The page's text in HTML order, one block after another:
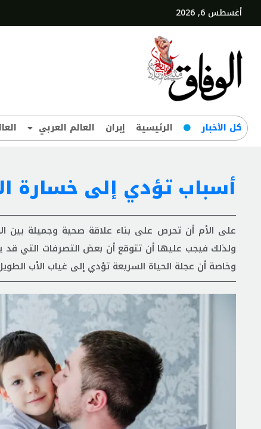
أغسطس 6, 2026
کل‌ الأخبار الرئيسية إيران العالم العربي
أسباب تؤدي إلى خسارة
على الأم أن تحرص على بناء علاقة صحية وجميلة بين
ولذلك فيجب عليها أن تتوقع أن بعض التصرفات التي
وخاصة أن عجلة الحياة السريعة تؤدي إلى غياب الأب